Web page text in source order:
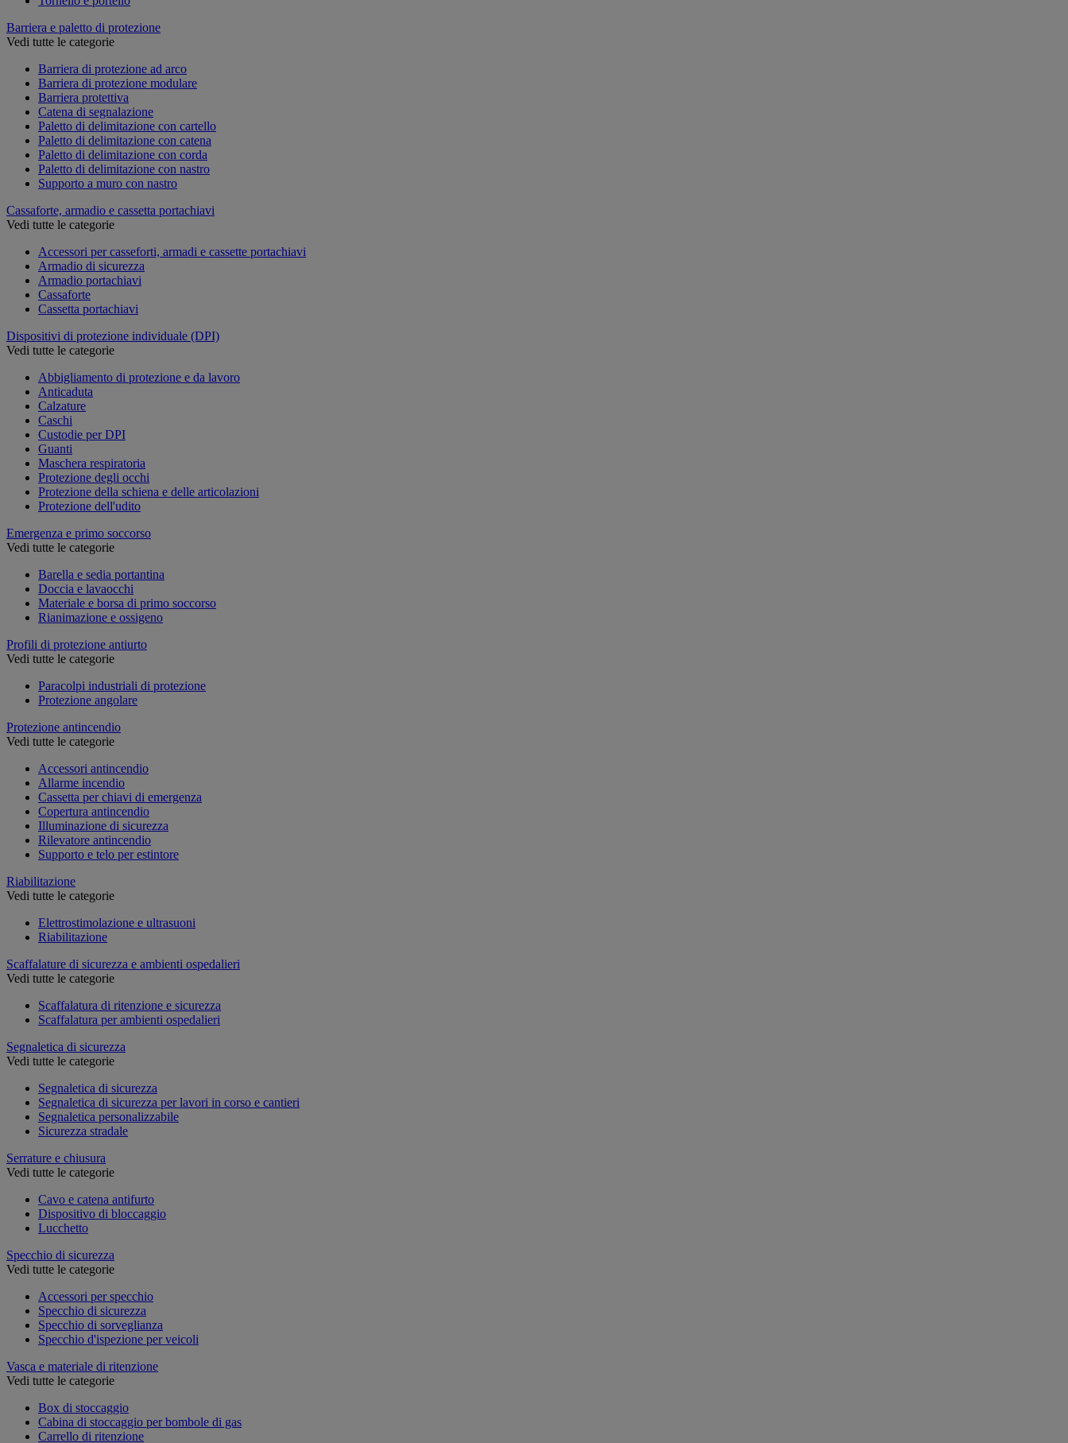
Barriera e paletto di protezione
Vedi tutte le categorie
Barriera di protezione ad arco
Barriera di protezione modulare
Barriera protettiva
Catena di segnalazione
Paletto di delimitazione con cartello
Paletto di delimitazione con catena
Paletto di delimitazione con corda
Paletto di delimitazione con nastro
Supporto a muro con nastro
Cassaforte, armadio e cassetta portachiavi
Vedi tutte le categorie
Accessori per casseforti, armadi e cassette portachiavi
Armadio di sicurezza
Armadio portachiavi
Cassaforte
Cassetta portachiavi
Dispositivi di protezione individuale (DPI)
Vedi tutte le categorie
Abbigliamento di protezione e da lavoro
Anticaduta
Calzature
Caschi
Custodie per DPI
Guanti
Maschera respiratoria
Protezione degli occhi
Protezione della schiena e delle articolazioni
Protezione dell'udito
Emergenza e primo soccorso
Vedi tutte le categorie
Barella e sedia portantina
Doccia e lavaocchi
Materiale e borsa di primo soccorso
Rianimazione e ossigeno
Profili di protezione antiurto
Vedi tutte le categorie
Paracolpi industriali di protezione
Protezione angolare
Protezione antincendio
Vedi tutte le categorie
Accessori antincendio
Allarme incendio
Cassetta per chiavi di emergenza
Copertura antincendio
Illuminazione di sicurezza
Rilevatore antincendio
Supporto e telo per estintore
Riabilitazione
Vedi tutte le categorie
Elettrostimolazione e ultrasuoni
Riabilitazione
Scaffalature di sicurezza e ambienti ospedalieri
Vedi tutte le categorie
Scaffalatura di ritenzione e sicurezza
Scaffalatura per ambienti ospedalieri
Segnaletica di sicurezza
Vedi tutte le categorie
Segnaletica di sicurezza
Segnaletica di sicurezza per lavori in corso e cantieri
Segnaletica personalizzabile
Sicurezza stradale
Serrature e chiusura
Vedi tutte le categorie
Cavo e catena antifurto
Dispositivo di bloccaggio
Lucchetto
Specchio di sicurezza
Vedi tutte le categorie
Accessori per specchio
Specchio di sicurezza
Specchio di sorveglianza
Specchio d'ispezione per veicoli
Vasca e materiale di ritenzione
Vedi tutte le categorie
Box di stoccaggio
Cabina di stoccaggio per bombole di gas
Carrello di ritenzione